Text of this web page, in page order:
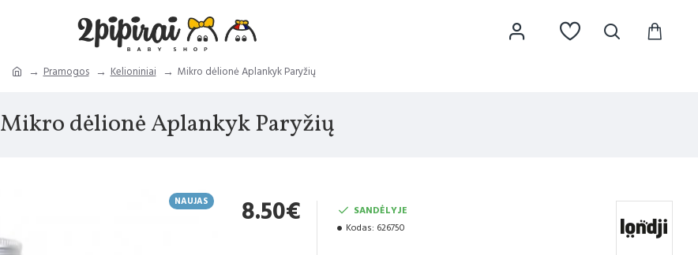
Pramogos Kelioniniai Mikro dėlionė Aplankyk Paryžių
Mikro dėlionė Aplankyk Paryžių
NAUJAS 8.50€
SANDĖLYJE
Kodas: 626750